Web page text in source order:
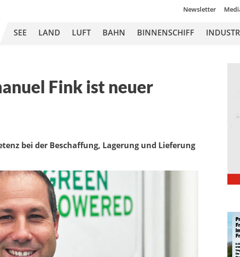
Newsletter
SEE LAND LUFT BAHN BINNENSCHIFF
Fink ist neuer
bei der Beschaffung, Lagerung und Lieferung